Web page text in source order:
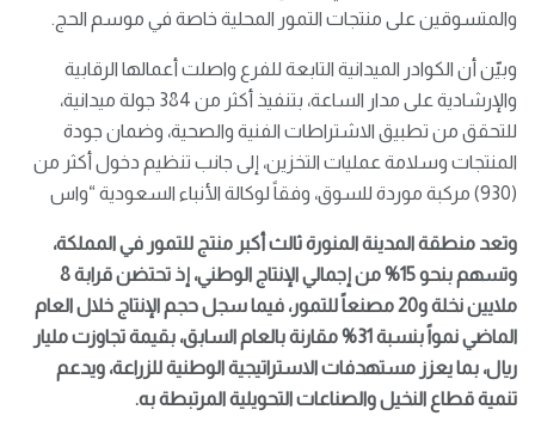
والمتسوقين على منتجات التمور المحلية خاصة في موسم الحج.
وبيّن أن الكوادر الميدانية التابعة للفرع واصلت أعمالها الرقابية
والإرشادية على مدار الساعة، بتنفيذ أكثر من 384 جولة ميدانية،
للتحقق من تطبيق الاشتراطات الفنية والصحية، وضمان جودة
المنتجات وسلامة عمليات التخزين، إلى جانب تنظيم دخول أكثر من
(930) مركبة موردة للسوق، وفقاً لوكالة الأنباء السعودية “واس
وتعد منطقة المدينة المنورة ثالث أكبر منتج للتمور في المملكة،
وتسهم بنحو 15% من إجمالي الإنتاج الوطني، إذ تحتضن قرابة 8
ملايين نخلة و20 مصنعاً للتمور، فيما سجل حجم الإنتاج خلال العام
الماضي نمواً بنسبة 31% مقارنة بالعام السابق، بقيمة تجاوزت مليار
ريال، بما يعزز مستهدفات الاستراتيجية الوطنية للزراعة، ويدعم
تنمية قطاع النخيل والصناعات التحويلية المرتبطة به.